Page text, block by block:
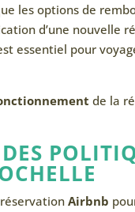
les options de
d’une nouvelle
essentiel pour
de la
réservationAirbnb